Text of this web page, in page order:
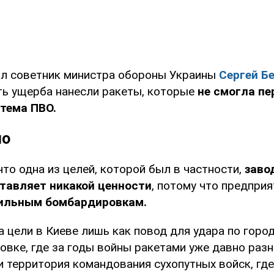
советник министра обороны Украины Сергей
ущерба нанесли ракеты, которые не смогла
ПВО.
одна из целей, которой был в частности,
никакой ценности, потому что
бомбардировкам.
цели в Киеве лишь как повод для удара по
где за годы войны ракетами уже давно
командования сухопутных войск,